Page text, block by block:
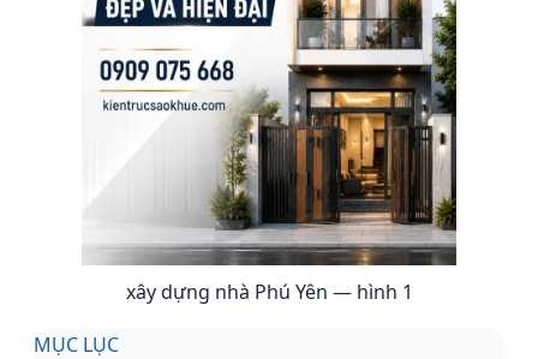
xây dựng nhà Phú Yên — hình 1
MỤC LỤC